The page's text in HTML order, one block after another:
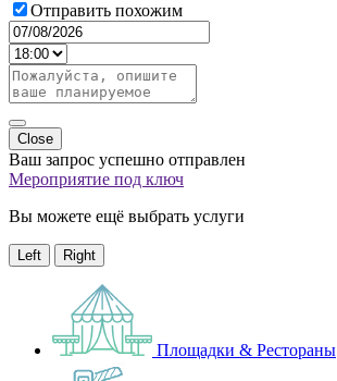
Отправить похожим
Close
Ваш запрос успешно отправлен
Мероприятие под ключ
Вы можете ещё выбрать услуги
Left Right
Площадки & Рестораны